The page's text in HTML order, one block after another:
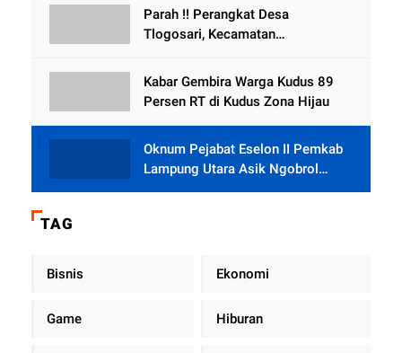
Parah !! Perangkat Desa
Tlogosari, Kecamatan
Rumah dari BAZNAS
Kabar Gembira Warga Kudus 89
Persen RT di Kudus Zona Hijau
Oknum Pejabat Eselon II Pemkab
Lampung Utara Asik Ngobrol
Dengan Teman Kencan Wanitanya
TAG
Bisnis Ekonomi
Game Hiburan